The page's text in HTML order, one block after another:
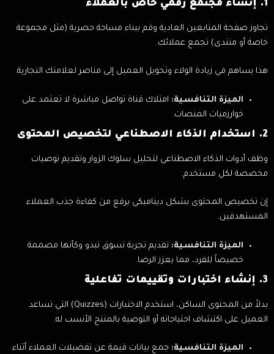
1. إنشاء مجتمع رقمي خاص بالعملاء
تجاوز صفحة المتابعين العادية وقم ببناء مساحة حصرية (مثل مجموعة
خاصة أو منتدى) تجمع عملائك.
هذا يساهم في زيادة الولاء وتحويل العميل إلى مناصر لعلامتك التجارية.
الميزة التنافسية: امتلاك قناة تواصل مباشرة لا تعتمد على
خوارزميات المنصات.
2. استخدام الذكاء الاصطناعي لتخصيص المحتوى
وظف أدوات الذكاء الاصطناعي لتحليل سلوك الزوار وتقديم توصيات
مخصصة لكل مستخدم.
إن تخصيص المحتوى بشكل ديناميكي يرفع من كفاءة جذب العملاء
المستهدفين.
الميزة التنافسية: تقديم تجربة تسوق تبدو وكأنها مصممة
خصيصاً للفرد، مما يعزز الرضا.
3. إنشاء اختبارات وتقييمات تفاعلية
بدلاً من المحتوى الساكن، استخدم الاختبارات (Quizzes) التي تساعد
العميل على اكتشاف احتياجاته أو التوصية بالمنتج الأنسب له.
الميزة التنافسية: جمع بيانات قيمة عن تفضيلات العملاء أثناء